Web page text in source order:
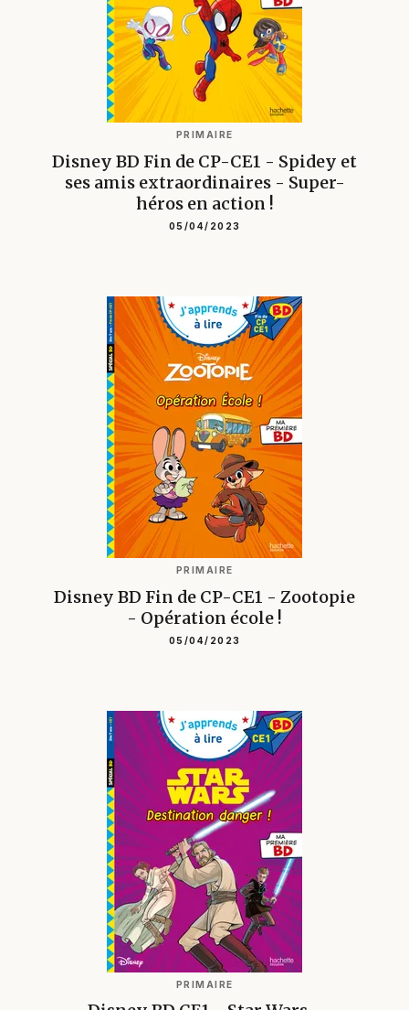
PRIMAIRE
Disney BD Fin de CP-CE1 - Spidey et
ses amis extraordinaires - Super-
héros en action !
05/04/2023
PRIMAIRE
Disney BD Fin de CP-CE1 - Zootopie
- Opération école !
05/04/2023
PRIMAIRE